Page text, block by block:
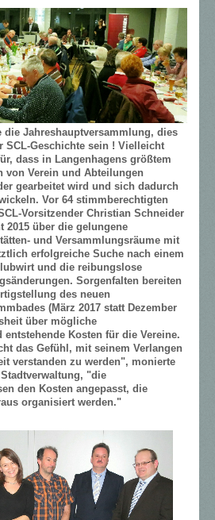
die Jahreshauptversammlung, dies
SCL-Geschichte sein ! Vielleicht
dass in Langenhagens größtem
von Verein und Abteilungen
gearbeitet wird und sich dadurch
Vor 64 stimmberechtigten
Vorsitzender Christian Schneider
2015 über die gelungene
und Versammlungsräume mit
erfolgreiche Suche nach einem
und die reibungslose
Sorgenfalten bereiten
des neuen
(März 2017 statt Dezember
über mögliche
entstehende Kosten für die Vereine.
das Gefühl, mit seinem Verlangen
verstanden zu werden", monierte
"die
den Kosten angepasst, die
organisiert werden."